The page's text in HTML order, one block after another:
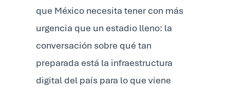
que México necesita tener con más
urgencia que un estadio lleno: la
conversación sobre qué tan
preparada está la infraestructura
digital del país para lo que viene